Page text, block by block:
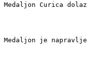
Medaljon Curica
Medaljon je